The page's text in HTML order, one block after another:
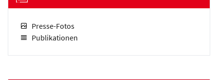
Presse-Fotos
Publikationen